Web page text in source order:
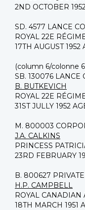
2ND OCTOBER
SD. 4577 LANCE
ROYAL 22E
17TH AUGUST 1952
(column 6/colonne
SB. 130076 LANCE
B. BUTKEVICH
ROYAL 22E
31ST JULLY 1952
M. 800003
J.A. CALKINS
PRINCESS
23RD FEBRUARY
B. 800627 PRIVATE
H.P. CAMPBELL
ROYAL CANADIAN
18TH MARCH 1951